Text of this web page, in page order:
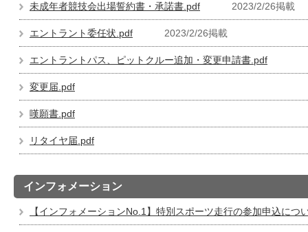
未成年者競技会出場誓約書・承諾書.pdf 2023/2/26掲載
エントラント委任状.pdf 2023/2/26掲載
エントラントパス、ピットクルー追加・変更申請書.pdf
変更届.pdf
嘆願書.pdf
リタイヤ届.pdf
インフォメーション
【インフォメーションNo.1】特別スポーツ走行の参加申込につ